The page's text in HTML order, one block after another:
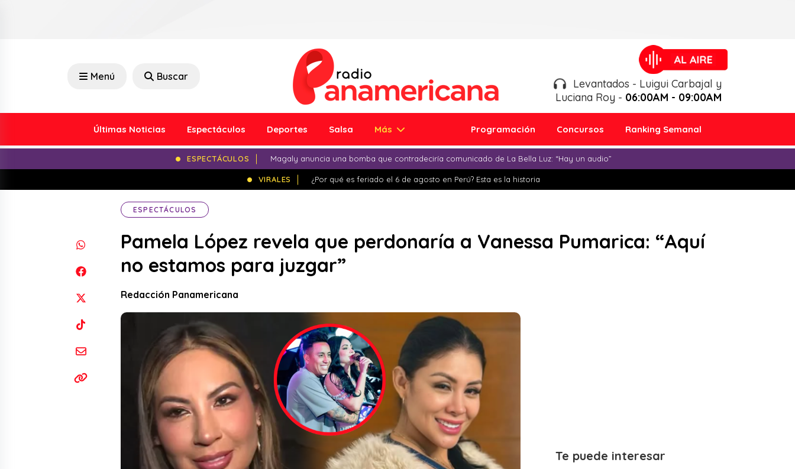
Menú Buscar
Levantados - Luigui Carbajal y
Luciana Roy - 06:00AM - 09:00AM
Últimas Noticias Espectáculos Deportes Salsa Más Programación Concursos Ranking Semanal
ESPECTÁCULOS Magaly anuncia una bomba que contradeciría comunicado de La Bella Luz: “Hay un audio”
VIRALES ¿Por qué es feriado el 6 de agosto en Perú? Esta es la historia
ESPECTÁCULOS
Pamela López revela que perdonaría a Vanessa Pumarica: “Aquí
no estamos para juzgar”
Redacción Panamericana
Te puede interesar